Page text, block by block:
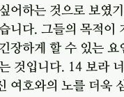
어하는 것으로 보였
니다. 그들의 목적이
장하게 할 수 있는
것입니다. 14 보라
여호와의 노를 더욱